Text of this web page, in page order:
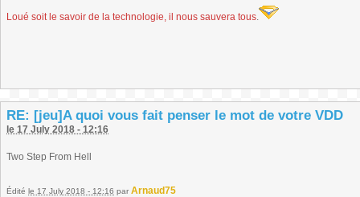
Loué soit le savoir de la technologie, il nous sauvera tous.
RE: [jeu]A quoi vous fait penser le mot de votre VDD
le 17 July 2018 - 12:16
Two Step From Hell
Édité le 17 July 2018 - 12:16 par Arnaud75